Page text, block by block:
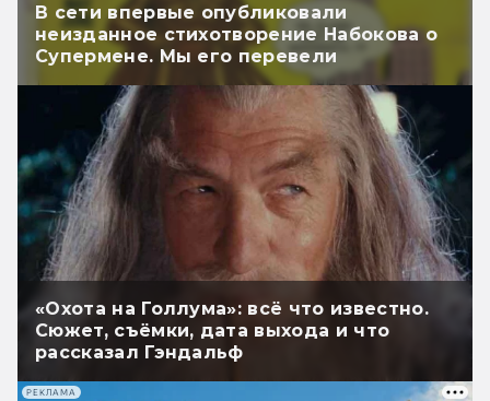
В сети впервые опубликовали
неизданное стихотворение Набокова о
Супермене. Мы его перевели
«Охота на Голлума»: всё что известно.
Сюжет, съёмки, дата выхода и что
рассказал Гэндальф
РЕКЛАМА